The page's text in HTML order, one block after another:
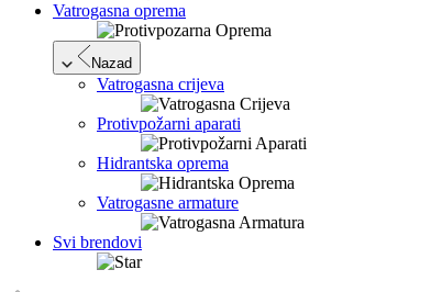
Vatrogasna oprema
Nazad
Vatrogasna crijeva
Protivpožarni aparati
Hidrantska oprema
Vatrogasne armature
Svi brendovi